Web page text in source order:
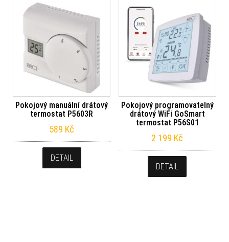
Pokojový manuální drátový
termostat P5603R
589 Kč
DETAIL
Pokojový programovatelný
drátový WiFi GoSmart
termostat P56S01
2 199 Kč
DETAIL